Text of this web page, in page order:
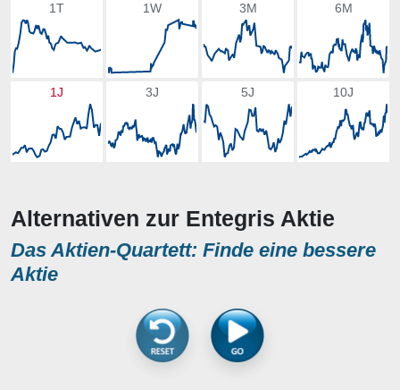
1T 1W 3M 6M
1J 3J 5J 10J
Alternativen zur Entegris Aktie
Das Aktien-Quartett: Finde eine bessere
Aktie